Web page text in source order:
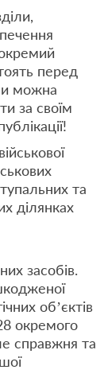
перед
можна
за своїм
та
ділянках
засобів.
об’єктів
окремого
справжня та